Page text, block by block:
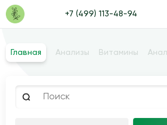
+7 (499) 113-48-94
Главная Анализы Витамины